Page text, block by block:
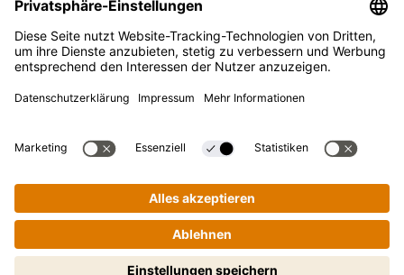
Schritt-für-Schritt-Kochen leicht
KUNDENSERVICE
FAQ
Kontakt
Kikkoman ist ein eingetragenes Warenzeichen der Kikkoman
Corporation, Japan.
© Kikkoman Trading Europe GmbH 2023 – 2026